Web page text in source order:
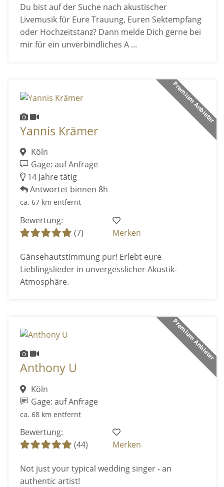
Du bist auf der Suche nach akustischer
Livemusik für Eure Trauung, Euren Sektempfang
oder Hochzeitstanz? Dann melde Dich gerne bei
mir für ein unverbindliches A ...
Premium Anbieter
Yannis Krämer
Köln
Gage: auf Anfrage
14 Jahre tätig
Antwortet binnen 8h
ca. 67 km entfernt
Bewertung:
(7)
Merken
Gänsehautstimmung pur! Erlebt eure
Lieblingslieder in unvergesslicher Akustik-
Atmosphäre.
Premium Anbieter
Anthony U
Köln
Gage: auf Anfrage
ca. 68 km entfernt
Bewertung:
(44)
Merken
Not just your typical wedding singer - an
authentic artist!